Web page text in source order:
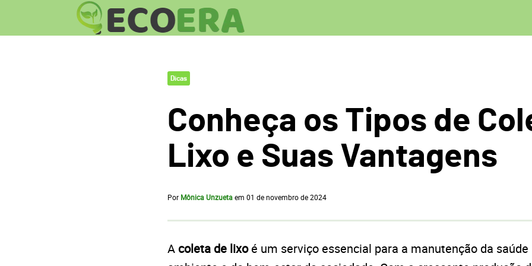
Dicas
Conheça os Tipos de
Lixo e Suas Vantagens
Por Mônica Unzuetaem 01 de novembro de 2024
A coleta de lixoé um serviço essencial para a manutenção da